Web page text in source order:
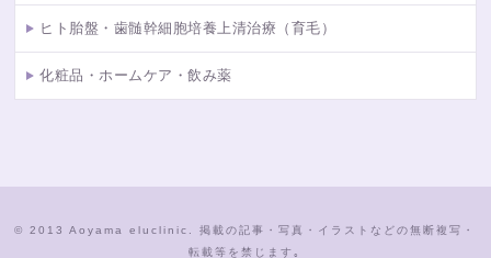
ヒト胎盤・歯髄幹細胞培養上清治療（育毛）
化粧品・ホームケア・飲み薬
© 2013 Aoyama eluclinic. 掲載の記事・写真・イラストなどの無断複写・
転載等を禁じます｡